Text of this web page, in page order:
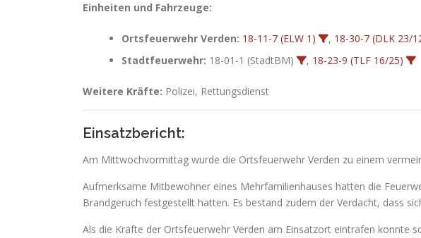
Einheiten und Fahrzeuge:
Ortsfeuerwehr Verden: 18-11-7 (ELW 1) , 18-30-7 (DLK 23/
Stadtfeuerwehr: 18-01-1 (StadtBM) , 18-23-9 (TLF 16/25)
Weitere Kräfte: Polizei, Rettungsdienst
Einsatzbericht:
Am Mittwochvormittag wurde die Ortsfeuerwehr Verden zu einem
Aufmerksame Mitbewohner eines Mehrfamilienhauses hatten die
Brandgeruch festgestellt hatten. Es bestand zudem der Verdacht, dass
Als die Kräfte der Ortsfeuerwehr Verden am Einsatzort eintrafen konnte